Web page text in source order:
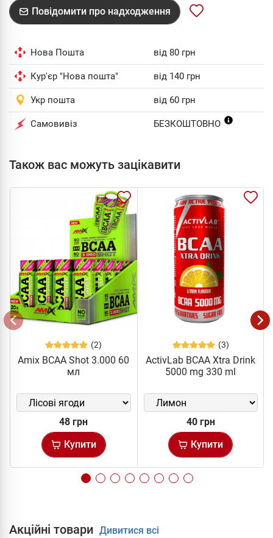
Повідомити про надходження
Нова Пошта від 80 грн
Кур'єр "Нова пошта" від 140 грн
Укр пошта від 60 грн
Самовивіз БЕЗКОШТОВНО
Також вас можуть зацікавити
(2)
Amix BCAA Shot 3.000 60
мл
48 грн
Купити
(3)
ActivLab BCAA Xtra Drink
5000 mg 330 ml
40 грн
Купити
Акційні товари Дивитися всі